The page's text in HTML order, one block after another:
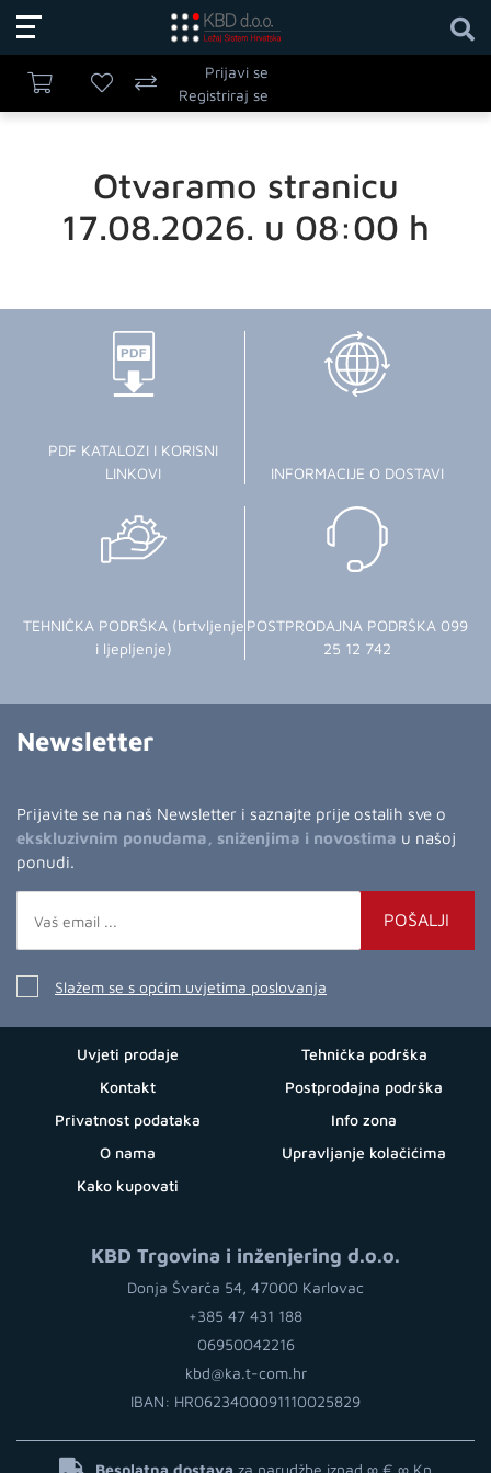
Prijavi se
Registriraj se
Otvaramo stranicu
17.08.2026. u 08:00 h
PDF KATALOZI I KORISNI
LINKOVI
INFORMACIJE O DOSTAVI
TEHNIČKA PODRŠKA (brtvljenje
i ljepljenje)
POSTPRODAJNA PODRŠKA 099
25 12 742
Newsletter
Prijavite se na naš Newsletter i saznajte prije ostalih sve o
ekskluzivnim ponudama, sniženjima i novostima u našoj
ponudi.
POŠALJI
Slažem se s općim uvjetima poslovanja
Uvjeti prodaje
Kontakt
Privatnost podataka
O nama
Kako kupovati
Tehnička podrška
Postprodajna podrška
Info zona
Upravljanje kolačićima
KBD Trgovina i inženjering d.o.o.
Donja Švarča 54, 47000 Karlovac
+385 47 431 188
06950042216
kbd@ka.t-com.hr
IBAN: HR0623400091110025829
Besplatna dostava za narudžbe iznad ∞ € ∞ Kn